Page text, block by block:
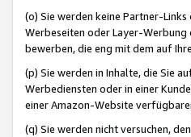
(o) Sie werden keine Partner-
Werbeseiten oder Layer-
bewerben, die eng mit dem auf
(p) Sie werden in Inhalte, die Sie
Werbediensten oder in einer
einer Amazon-Website
(q) Sie werden nicht versuchen, den